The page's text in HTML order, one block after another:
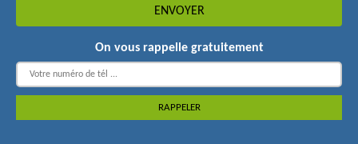
On vous rappelle gratuitement